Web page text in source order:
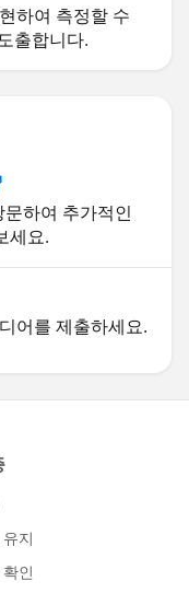
하여 측정할 수
출합니다.
하여 추가적인
세요.
어를 제출하세요.